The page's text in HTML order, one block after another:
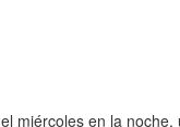
miércoles en la